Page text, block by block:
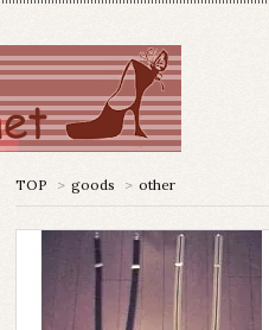
TOP > goods > other